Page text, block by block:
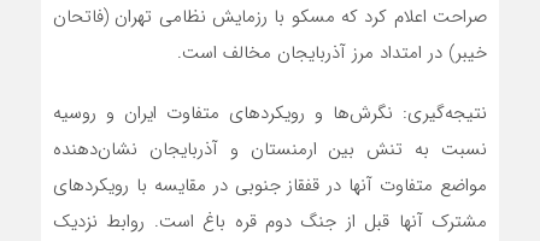
صراحت اعلام کرد که مسکو با رزمایش نظامی تهران (فاتحان
خیبر) در امتداد مرز آذربایجان مخالف است.
نتیجه‌گیری: نگرش‌ها و رویکردهای متفاوت ایران و روسیه
نسبت به تنش بین ارمنستان و آذربایجان نشان‌دهنده
مواضع متفاوت آنها در قفقاز جنوبی در مقایسه با رویکردهای
مشترک آنها قبل از جنگ دوم قره باغ است. روابط نزدیک